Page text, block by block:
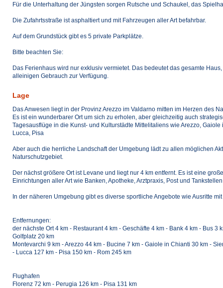
Für die Unterhaltung der Jüngsten sorgen Rutsche und Schaukel, das
Die Zufahrtsstraße ist asphaltiert und mit Fahrzeugen aller Art befahrbar.
Auf dem Grundstück gibt es 5 private Parkplätze.
Bitte beachten Sie:
Das Ferienhaus wird nur exklusiv vermietet. Das bedeutet das gesamte
alleinigen Gebrauch zur Verfügung.
Lage
Das Anwesen liegt in der Provinz Arezzo im Valdarno mitten im Herzen des
Es ist ein wunderbarer Ort um sich zu erholen, aber gleichzeitig auch
Tagesausflüge in die Kunst- und Kulturstädte Mittelitaliens wie Arezzo,
Lucca, Pisa
Aber auch die herrliche Landschaft der Umgebung lädt zu allen möglichen
Naturschutzgebiet.
Der nächst größere Ort ist Levane und liegt nur 4 km entfernt. Es ist eine
Einrichtungen aller Art wie Banken, Apotheke, Arztpraxis, Post und
In der näheren Umgebung gibt es diverse sportliche Angebote wie Ausritte
Entfernungen:
der nächste Ort 4 km - Restaurant 4 km - Geschäfte 4 km - Bank 4 km - Bus 3
Golfplatz 20 km
Montevarchi 9 km - Arezzo 44 km - Bucine 7 km - Gaiole in Chianti 30 km -
- Lucca 127 km - Pisa 150 km - Rom 245 km
Flughafen
Florenz 72 km - Perugia 126 km - Pisa 131 km